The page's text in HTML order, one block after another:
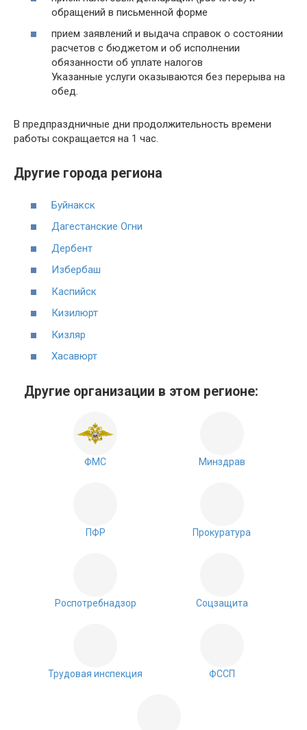
обращений в письменной форме
прием заявлений и выдача справок о состоянии
расчетов с бюджетом и об исполнении
обязанности об уплате налогов
Указанные услуги оказываются без перерыва на
обед.
В предпраздничные дни продолжительность времени
работы сокращается на 1 час.
Другие города региона
Буйнакск
Дагестанские Огни
Дербент
Избербаш
Каспийск
Кизилюрт
Кизляр
Хасавюрт
Другие организации в этом регионе:
ФМС Минздрав
ПФР Прокуратура
Роспотребнадзор Соцзащита
Трудовая инспекция ФССП